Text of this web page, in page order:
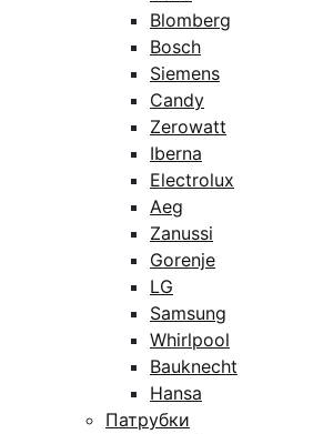
Blomberg
Bosch
Siemens
Candy
Zerowatt
Iberna
Electrolux
Aeg
Zanussi
Gorenje
LG
Samsung
Whirlpool
Bauknecht
Hansa
Патрубки